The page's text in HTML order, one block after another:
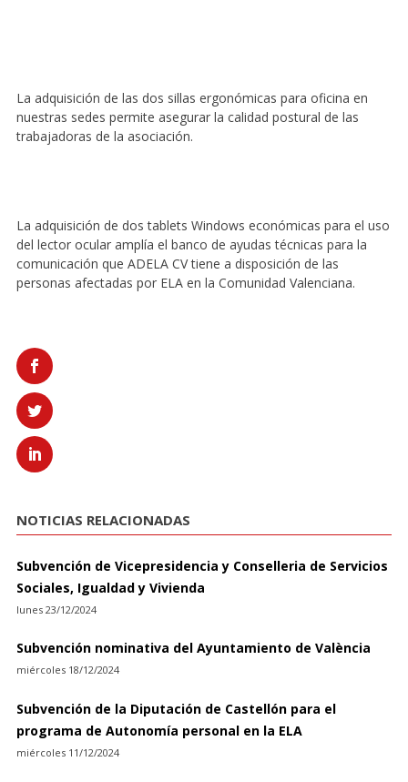
La adquisición de las dos sillas ergonómicas para oficina en
nuestras sedes permite asegurar la calidad postural de las
trabajadoras de la asociación.
La adquisición de dos tablets Windows económicas para el uso
del lector ocular amplía el banco de ayudas técnicas para la
comunicación que ADELA CV tiene a disposición de las
personas afectadas por ELA en la Comunidad Valenciana.
NOTICIAS RELACIONADAS
Subvención de Vicepresidencia y Conselleria de Servicios
Sociales, Igualdad y Vivienda
lunes 23/12/2024
Subvención nominativa del Ayuntamiento de València
miércoles 18/12/2024
Subvención de la Diputación de Castellón para el
programa de Autonomía personal en la ELA
miércoles 11/12/2024